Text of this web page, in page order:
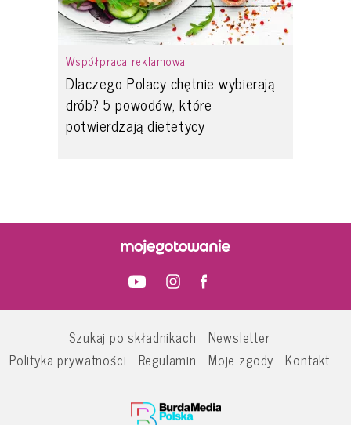
Współpraca reklamowa
Dlaczego Polacy chętnie wybierają
drób? 5 powodów, które
potwierdzają dietetycy
Szukaj po składnikach
Newsletter
Polityka prywatności
Regulamin Moje zgody Kontakt